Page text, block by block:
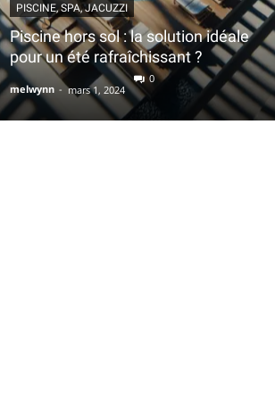
PISCINE, SPA, JACUZZI
Piscine hors sol : la solution idéale
pour un été rafraîchissant ?
melwynn - mars 1, 2024
0